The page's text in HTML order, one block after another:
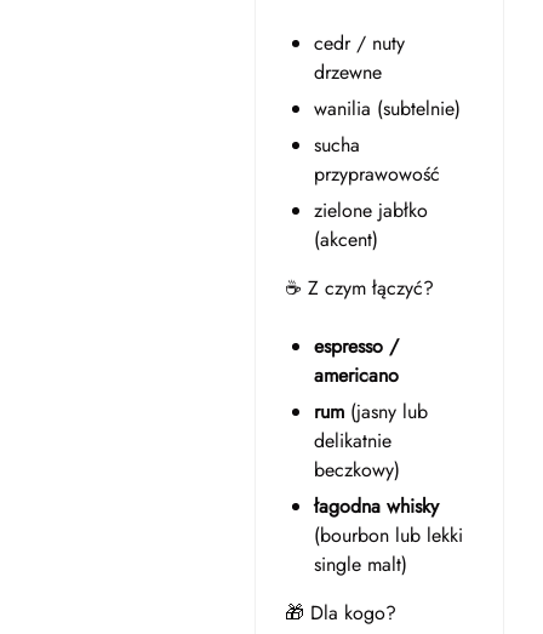
cedr / nuty
drzewne
wanilia (subtelnie)
sucha
przyprawowość
zielone jabłko
(akcent)
☕ Z czym łączyć?
espresso /
americano
rum(jasny lub
delikatnie
beczkowy)
łagodna whisky
(bourbon lub lekki
single malt)
🎁 Dla kogo?